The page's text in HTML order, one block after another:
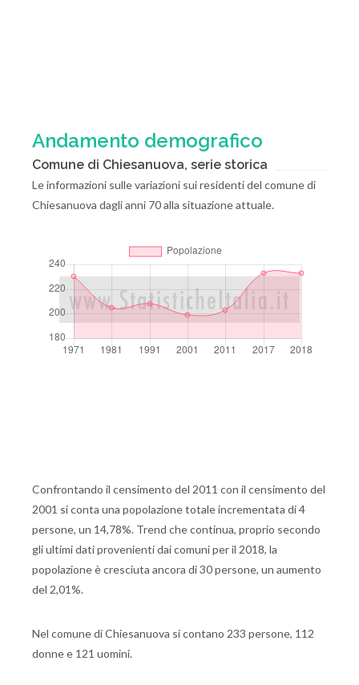
Andamento demografico
Comune di Chiesanuova, serie storica
Le informazioni sulle variazioni sui residenti del comune di
Chiesanuova dagli anni 70 alla situazione attuale.
Confrontando il censimento del 2011 con il censimento del
2001 si conta una popolazione totale incrementata di 4
persone, un 14,78%. Trend che continua, proprio secondo
gli ultimi dati provenienti dai comuni per il 2018, la
popolazione è cresciuta ancora di 30 persone, un aumento
del 2,01%.
Nel comune di Chiesanuova si contano 233 persone, 112
donne e 121 uomini.